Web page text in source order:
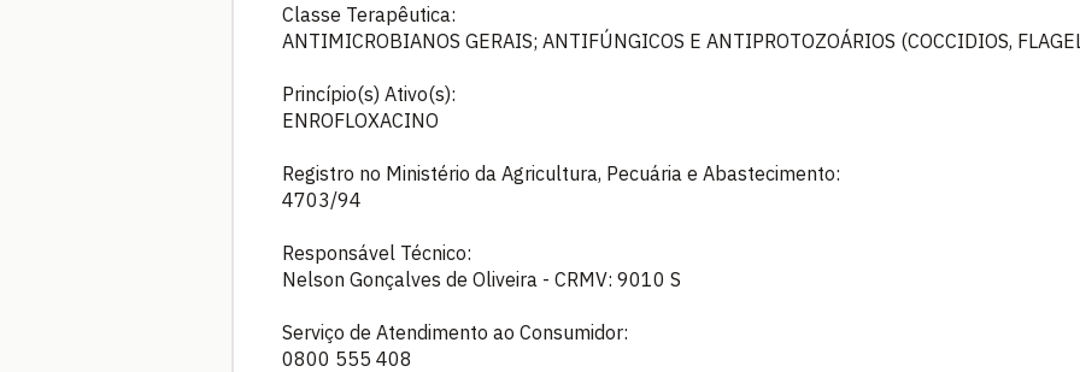
Classe Terapêutica:
ANTIMICROBIANOS GERAIS; ANTIFÚNGICOS E ANTIPROTOZOÁRIOS (COCCIDIOS,
Princípio(s) Ativo(s):
ENROFLOXACINO
Registro no Ministério da Agricultura, Pecuária e Abastecimento:
4703/94
Responsável Técnico:
Nelson Gonçalves de Oliveira - CRMV: 9010 S
Serviço de Atendimento ao Consumidor:
0800 555 408